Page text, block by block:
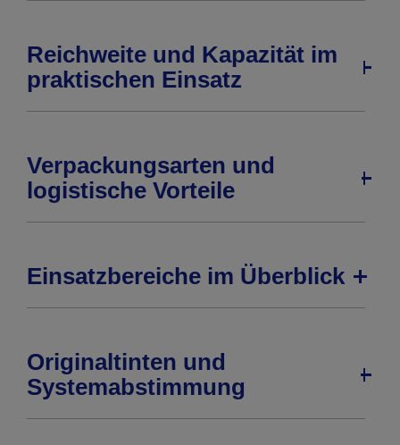
Reichweite und Kapazität im
praktischen Einsatz
Verpackungsarten und
logistische Vorteile
Einsatzbereiche im Überblick
Originaltinten und
Systemabstimmung